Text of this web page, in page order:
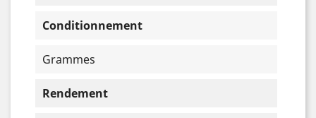
Conditionnement
Grammes
Rendement